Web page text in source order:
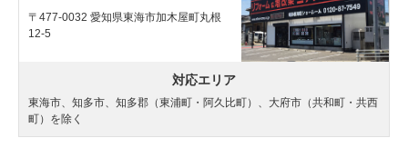
〒477-0032 愛知県東海市加木屋町丸根
12-5
対応エリア
東海市、知多市、知多郡（東浦町・阿久比町）、大府市（共和町・共西
町）を除く